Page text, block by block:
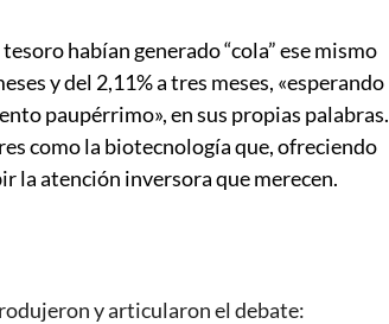
habían generado “cola” ese mismo
y del 2,11% a tres meses, «esperando
paupérrimo», en sus propias palabras.
como la biotecnología que, ofreciendo
la atención inversora que merecen.
y articularon el debate: